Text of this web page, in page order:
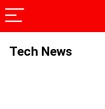
Tech News